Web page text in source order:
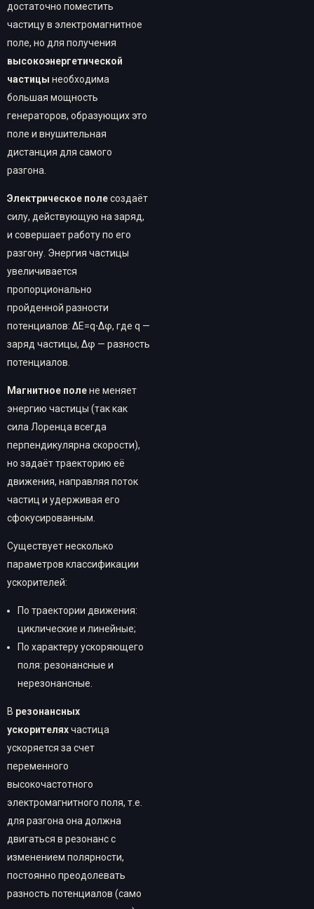
достаточно поместить
частицу в электромагнитное
поле, но для получения
высокоэнергетической
частицы необходима
большая мощность
генераторов, образующих это
поле и внушительная
дистанция для самого
разгона.
Электрическое полесоздаёт
силу, действующую на заряд,
и совершает работу по его
разгону. Энергия частицы
увеличивается
пропорционально
пройденной разности
потенциалов: ΔE=q⋅Δφ, где q —
заряд частицы, Δφ — разность
потенциалов.
Магнитное полене меняет
энергию частицы (так как
сила Лоренца всегда
перпендикулярна скорости),
но задаёт траекторию её
движения, направляя поток
частиц и удерживая его
сфокусированным.
Существует несколько
параметров классификации
ускорителей:
По траектории движения:
циклические и линейные;
По характеру ускоряющего
поля: резонансные и
нерезонансные.
В резонансных
ускорителяхчастица
ускоряется за счет
переменного
высокочастотного
электромагнитного поля, т.е.
для разгона она должна
двигаться в резонанс с
изменением полярности,
постоянно преодолевать
разность потенциалов (само